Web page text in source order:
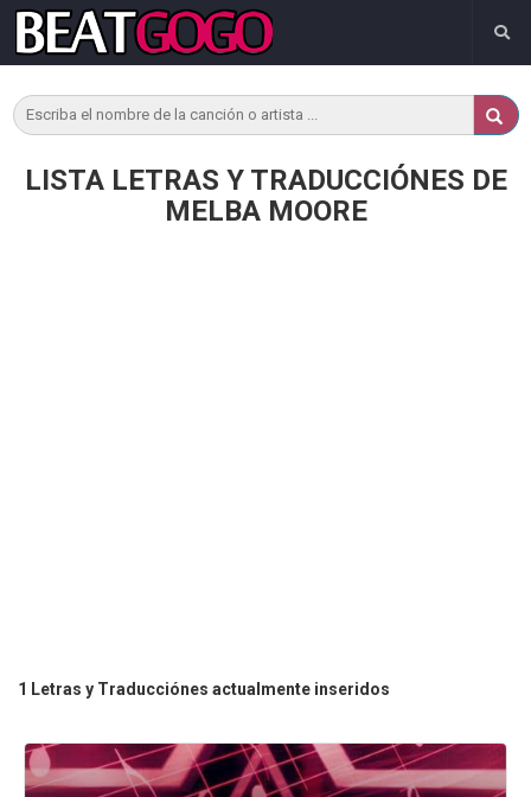
LISTA LETRAS Y TRADUCCIÓNES DE
MELBA MOORE
1 Letras y Traducciónes actualmente inseridos